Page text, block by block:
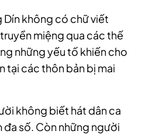
Dín không có chữ viết
miệng qua các thế
những yếu tố khiến cho
tại các thôn bản bị mai
không biết hát dân ca
số. Còn những người